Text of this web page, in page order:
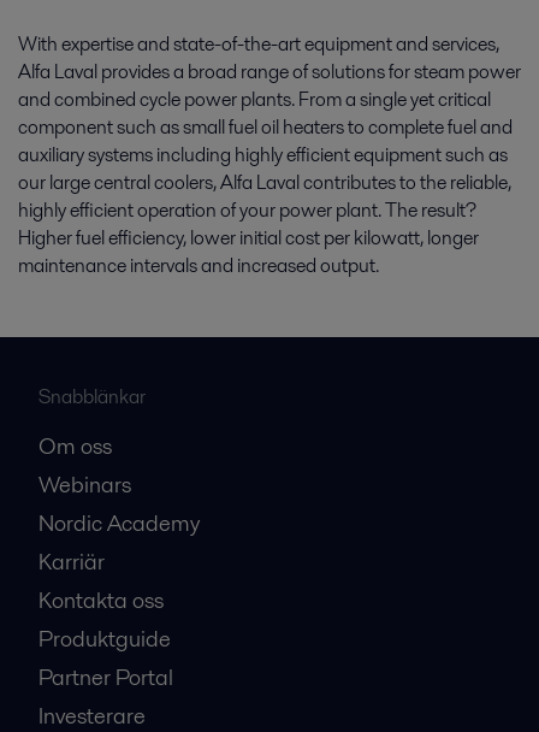
With expertise and state-of-the-art equipment and services,
Alfa Laval provides a broad range of solutions for steam power
and combined cycle power plants. From a single yet critical
component such as small fuel oil heaters to complete fuel and
auxiliary systems including highly efficient equipment such as
our large central coolers, Alfa Laval contributes to the reliable,
highly efficient operation of your power plant. The result?
Higher fuel efficiency, lower initial cost per kilowatt, longer
maintenance intervals and increased output.
Snabblänkar
Om oss
Webinars
Nordic Academy
Karriär
Kontakta oss
Produktguide
Partner Portal
Investerare